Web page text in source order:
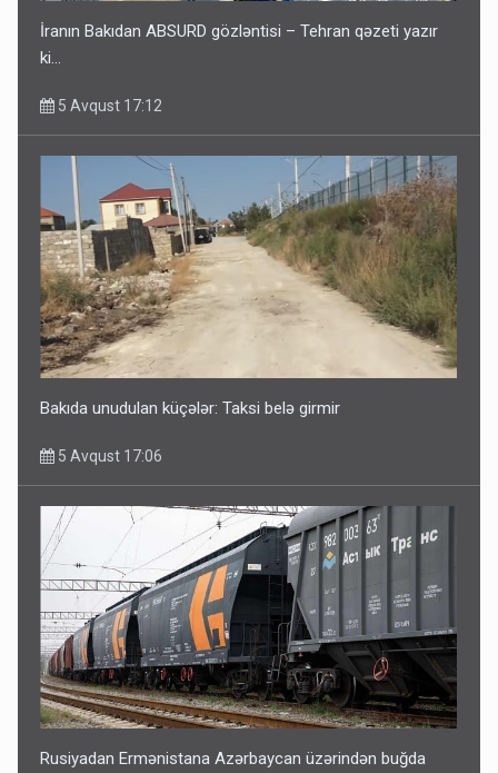
İranın Bakıdan ABSURD gözləntisi – Tehran qəzeti yazır
ki…
5 Avqust 17:12
Bakıda unudulan küçələr: Taksi belə girmir
5 Avqust 17:06
Rusiyadan Ermənistana Azərbaycan üzərindən buğda